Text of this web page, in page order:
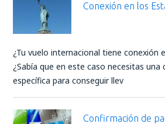
Conexión en los
¿Tu vuelo internacional tiene conexión
¿Sabía que en este caso necesitas una
específica para conseguir llev
Confirmación de